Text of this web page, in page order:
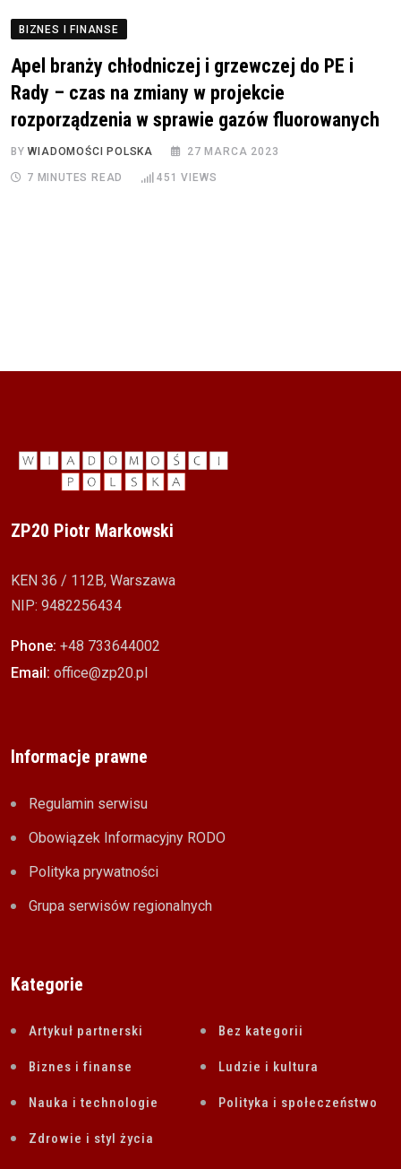
BIZNES I FINANSE
Apel branży chłodniczej i grzewczej do PE i
Rady – czas na zmiany w projekcie
rozporządzenia w sprawie gazów fluorowanych
BYWIADOMOŚCI POLSKA 27 MARCA 2023
7 MINUTES READ 451 VIEWS
ZP20 Piotr Markowski
KEN 36 / 112B, Warszawa
NIP: 9482256434
Phone: +48 733644002
Email: office@zp20.pl
Informacje prawne
Regulamin serwisu
Obowiązek Informacyjny RODO
Polityka prywatności
Grupa serwisów regionalnych
Kategorie
Artykuł partnerski Bez kategorii
Biznes i finanse Ludzie i kultura
Nauka i technologie Polityka i społeczeństwo
Zdrowie i styl życia